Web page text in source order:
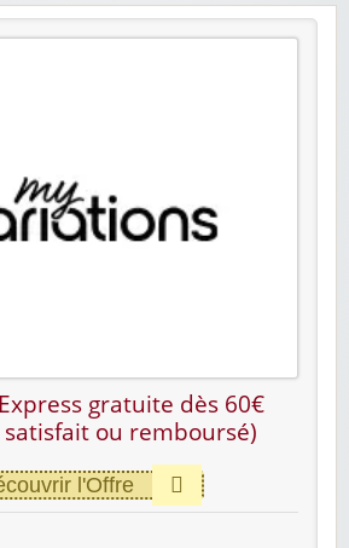
gratuite dès 60€
ou remboursé)
l'Offre